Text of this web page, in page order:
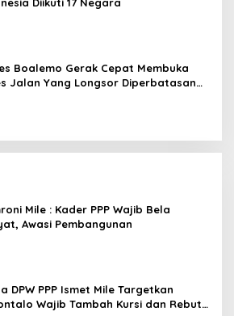
Boalemo Gerak Cepat Membuka
Jalan Yang Longsor Diperbatasan
Mile : Kader PPP Wajib Bela
Awasi Pembangunan
DPW PPP Ismet Mile Targetkan
Wajib Tambah Kursi dan Rebut